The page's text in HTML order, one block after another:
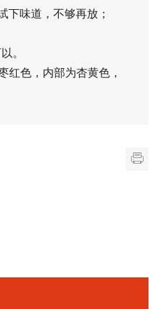
下味道，不够再放；
。
红色，内部为杏黄色，